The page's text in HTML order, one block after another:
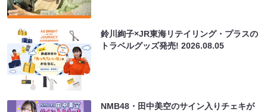
鈴川絢子×JR東海リテイリング・プラスの
トラベルグッズ発売!2026.08.05
NMB48・田中美空のサイン入りチェキが